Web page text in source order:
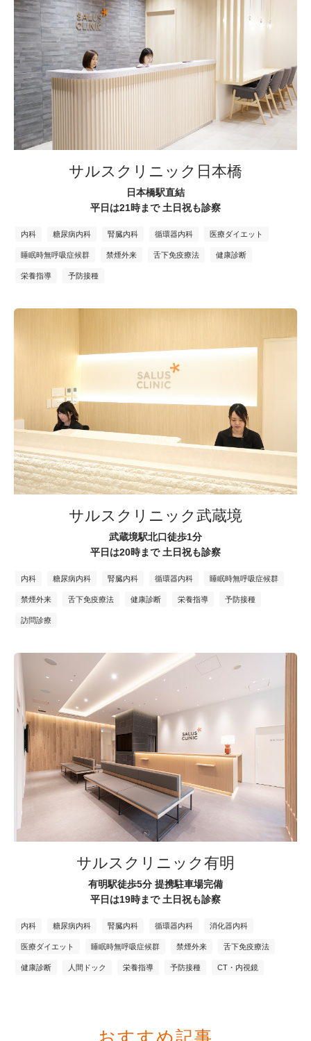
サルスクリニック日本橋
日本橋駅直結
平日は21時まで 土日祝も診察
内科 糖尿病内科 腎臓内科 循環器内科 医療ダイエット
睡眠時無呼吸症候群 禁煙外来 舌下免疫療法 健康診断
栄養指導 予防接種
サルスクリニック武蔵境
武蔵境駅北口徒歩1分
平日は20時まで 土日祝も診察
内科 糖尿病内科 腎臓内科 循環器内科 睡眠時無呼吸症候群
禁煙外来 舌下免疫療法 健康診断 栄養指導 予防接種
訪問診療
サルスクリニック有明
有明駅徒歩5分 提携駐車場完備
平日は19時まで 土日祝も診察
内科 糖尿病内科 腎臓内科 循環器内科 消化器内科
医療ダイエット 睡眠時無呼吸症候群 禁煙外来 舌下免疫療法
健康診断 人間ドック 栄養指導 予防接種 CT・内視鏡